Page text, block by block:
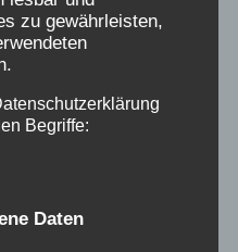
oder des AEKV e.V.
der Genehmigung,
Genehmigung
zu gewährleisten,
Begriffe:
Daten